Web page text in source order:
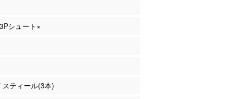
シュート×
ティール(3本)